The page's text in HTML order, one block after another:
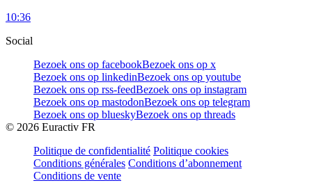
10:36
Social
Bezoek ons op facebookBezoek ons op x
Bezoek ons op linkedinBezoek ons op youtube
Bezoek ons op rss-feedBezoek ons op instagram
Bezoek ons op mastodonBezoek ons op telegram
Bezoek ons op blueskyBezoek ons op threads
© 2026 Euractiv FR
Politique de confidentialité Politique cookies
Conditions générales Conditions d’abonnement
Conditions de vente